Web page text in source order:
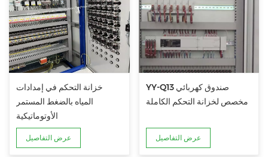
خزانة التحكم في إمدادات
المياه بالضغط المستمر
الأوتوماتيكية
عرض التفاصيل
YY-Q13 صندوق كهربائي
مخصص لخزانة التحكم الكاملة
عرض التفاصيل